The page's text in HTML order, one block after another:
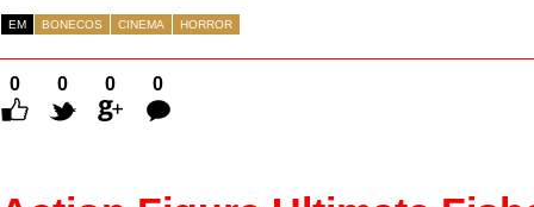
EM BONECOS CINEMA HORROR
0 0 0
0
Comentários